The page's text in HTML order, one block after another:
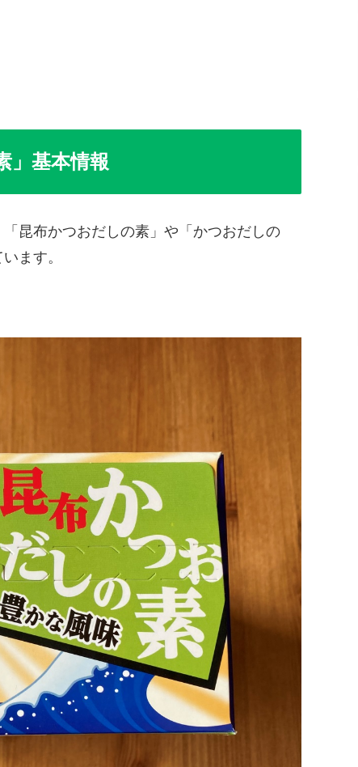
」基本情報
昆布かつおだしの素」や「かつおだしの
ます。